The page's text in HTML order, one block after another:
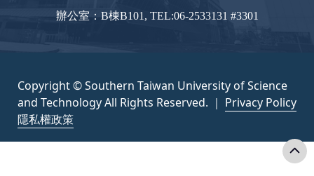
辦公室：B棟B101, TEL:06-2533131 #3301
Copyright © Southern Taiwan University of Science
and Technology All Rights Reserved. ｜ Privacy Policy
隱私權政策